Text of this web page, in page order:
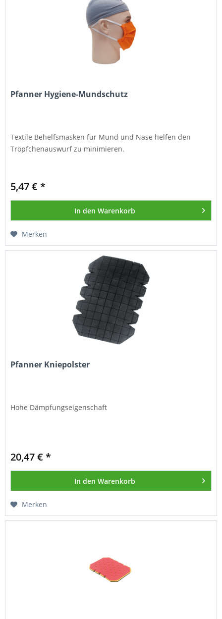
Pfanner Hygiene-Mundschutz
Textile Behelfsmasken für Mund und Nase helfen den
Tröpfchenauswurf zu minimieren.
5,47 € *
In den Warenkorb
Merken
Pfanner Kniepolster
Hohe Dämpfungseigenschaft
20,47 € *
In den Warenkorb
Merken